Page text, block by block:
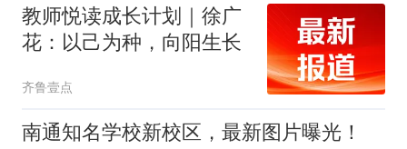
教师悦读成长计划｜徐广
花：以己为种，向阳生长
齐鲁壹点
南通知名学校新校区，最新图片曝光！